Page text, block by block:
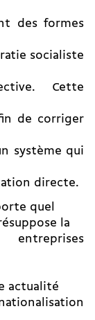
des formes
socialiste
Cette
de corriger
système qui
directe.
quel
la
entreprises
actualité